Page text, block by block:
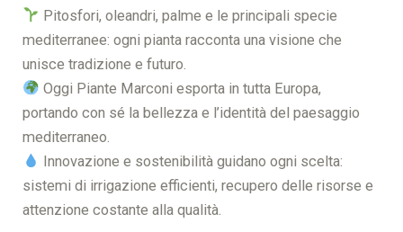
Pitosfori, oleandri, palme e le principali specie
mediterranee: ogni pianta racconta una visione che
unisce tradizione e futuro.
Oggi Piante Marconi esporta in tutta Europa,
portando con sé la bellezza e l’identità del paesaggio
mediterraneo.
Innovazione e sostenibilità guidano ogni scelta:
sistemi di irrigazione efficienti, recupero delle risorse e
attenzione costante alla qualità.